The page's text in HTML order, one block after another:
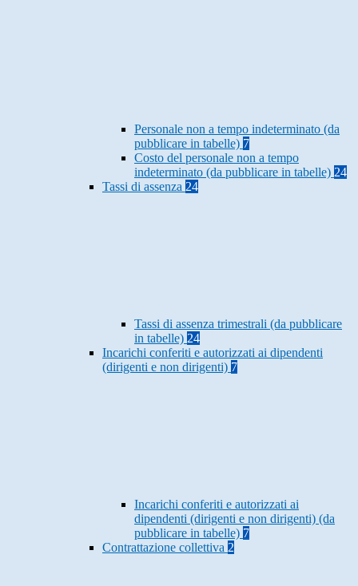
Personale non a tempo indeterminato (da
pubblicare in tabelle) 7
Costo del personale non a tempo
indeterminato (da pubblicare in tabelle) 24
Tassi di assenza 24
Tassi di assenza trimestrali (da pubblicare
in tabelle) 24
Incarichi conferiti e autorizzati ai dipendenti
(dirigenti e non dirigenti) 7
Incarichi conferiti e autorizzati ai
dipendenti (dirigenti e non dirigenti) (da
pubblicare in tabelle) 7
Contrattazione collettiva 2